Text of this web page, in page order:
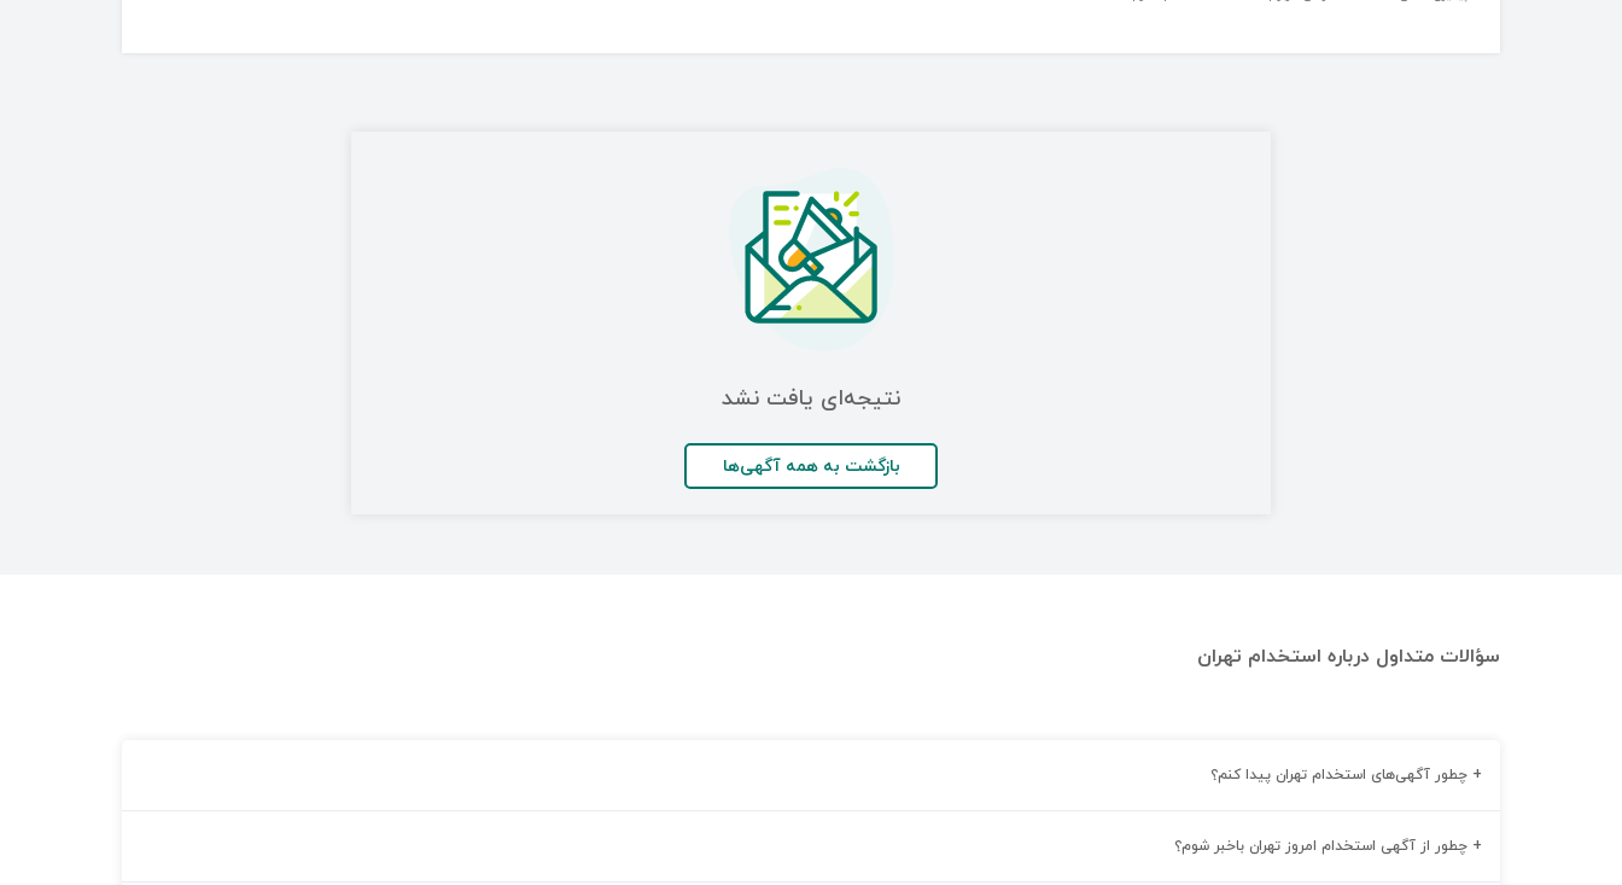
نتیجه‌ای یافت نشد
بازگشت به همه آگهی‌ها
سؤالات متداول درباره استخدام تهران
+ چطور آگهی‌های استخدام تهران پیدا کنم؟
+ چطور از آگهی استخدام امروز تهران باخبر شوم؟